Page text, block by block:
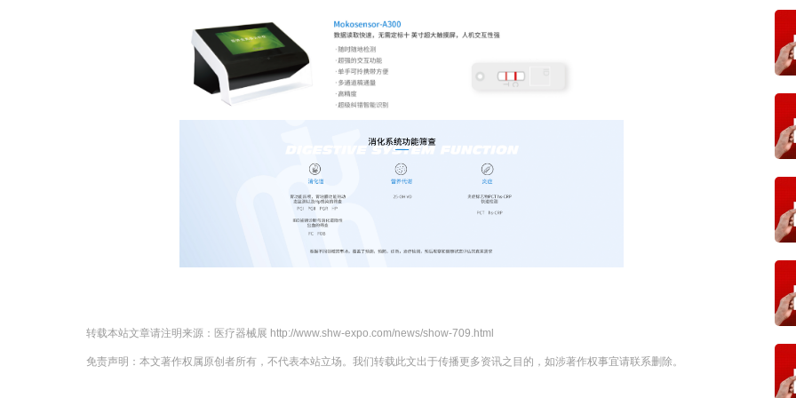
转载本站文章请注明来源： 医疗器械展 http://www.shw-expo.com/news/show-709.html
免责声明：本文著作权属原创者所有，不代表本站立场。我们转载此文出于传播更多资讯之目的，如涉著作权事宜请联系删除。